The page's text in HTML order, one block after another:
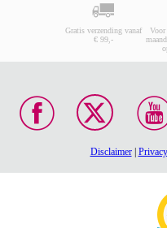
Gratis verzending vanaf
€ 99,-
Voor
Disclaimer|